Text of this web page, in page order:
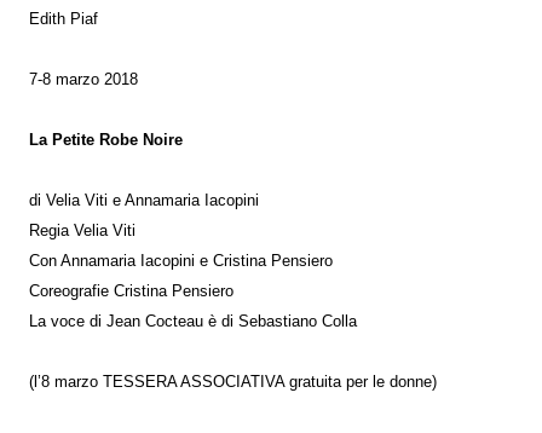
Edith Piaf
7-8 marzo 2018
La Petite Robe Noire
di Velia Viti e Annamaria Iacopini
Regia Velia Viti
Con Annamaria Iacopini e Cristina Pensiero
Coreografie Cristina Pensiero
La voce di Jean Cocteau è di Sebastiano Colla
(l’8 marzo TESSERA ASSOCIATIVA gratuita per le donne)